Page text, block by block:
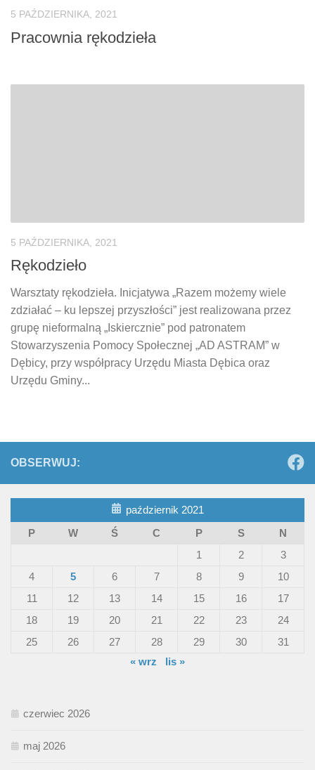
5 PAŹDZIERNIKA, 2021
Pracownia rękodzieła
5 PAŹDZIERNIKA, 2021
Rękodzieło
Warsztaty rękodzieła. Inicjatywa „Razem możemy wiele
zdziałać – ku lepszej przyszłości” jest realizowana przez
grupę nieformalną „Iskiercznie” pod patronatem
Stowarzyszenia Pomocy Społecznej „AD ASTRAM” w
Dębicy, przy współpracy Urzędu Miasta Dębica oraz
Urzędu Gminy...
OBSERWUJ:
październik 2021
P
W Ś C P S
N
1
2
3
4
5 6 7 8 9
10
11
12 13 14 15 16
17
18
19 20 21 22 23
24
25
26 27 28 29 30
31
« wrz
lis »
czerwiec 2026
maj 2026